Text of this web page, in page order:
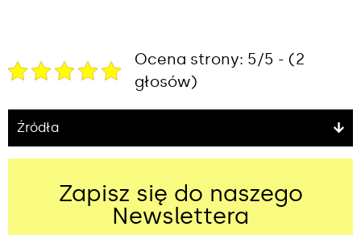
Ocena strony: 5/5 - (2
głosów)
Źródła
Zapisz się do naszego
Newslettera